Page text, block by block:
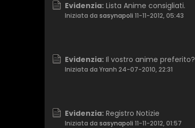
Evidenzia: Lista Anime consigliati.
Iniziata da sasynapoli 11-11-2012, 05:43
Evidenzia: Il vostro anime preferito?
Iniziata da Yranh 24-07-2010, 22:31
Evidenzia: Registro Notizie
Iniziata da sasynapoli 11-11-2012, 01:57